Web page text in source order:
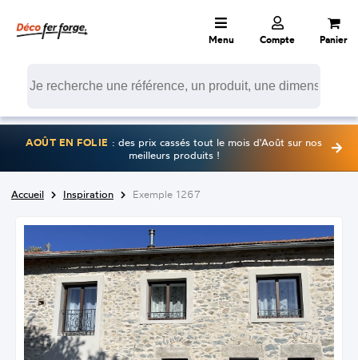
Menu Compte Panier
AOÛT EN FOLIE : des prix cassés tout le mois d'Août sur nos
meilleurs produits !
Accueil Inspiration Exemple 1267